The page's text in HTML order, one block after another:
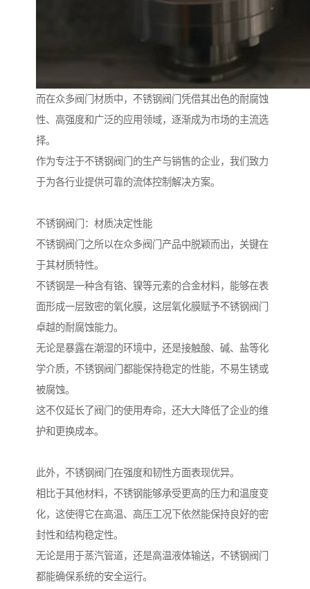
而在众多阀门材质中，不锈钢阀门凭借其出色的耐腐蚀
性、高强度和广泛的应用领域，逐渐成为市场的主流选
择。
作为专注于不锈钢阀门的生产与销售的企业，我们致力
于为各行业提供可靠的流体控制解决方案。
不锈钢阀门：材质决定性能
不锈钢阀门之所以在众多阀门产品中脱颖而出，关键在
于其材质特性。
不锈钢是一种含有铬、镍等元素的合金材料，能够在表
面形成一层致密的氧化膜，这层氧化膜赋予不锈钢阀门
卓越的耐腐蚀能力。
无论是暴露在潮湿的环境中，还是接触酸、碱、盐等化
学介质，不锈钢阀门都能保持稳定的性能，不易生锈或
被腐蚀。
这不仅延长了阀门的使用寿命，还大大降低了企业的维
护和更换成本。
此外，不锈钢阀门在强度和韧性方面表现优异。
相比于其他材料，不锈钢能够承受更高的压力和温度变
化，这使得它在高温、高压工况下依然能保持良好的密
封性和结构稳定性。
无论是用于蒸汽管道，还是高温液体输送，不锈钢阀门
都能确保系统的安全运行。